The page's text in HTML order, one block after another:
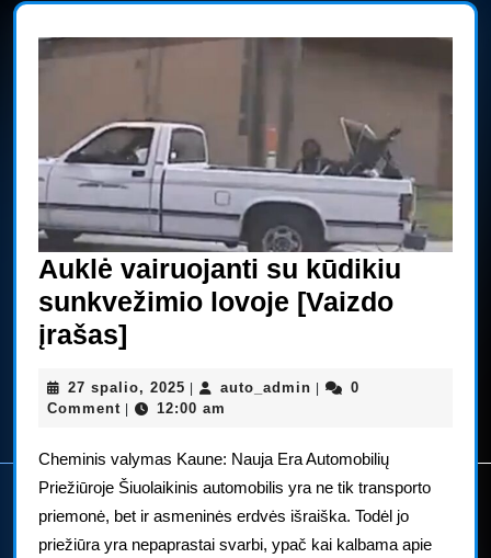
Auklė vairuojanti su kūdikiu
sunkvežimio lovoje [Vaizdo
įrašas]
su
sunkvežimio
lovoje
[Vaizdo
27 spalio, 2025 27
spalio,
auto_admin auto_admin
0
Comment
12:00 am
Cheminis valymas Kaune: Nauja Era Automobilių
Priežiūroje Šiuolaikinis automobilis yra ne tik transporto
priemonė, bet ir asmeninės erdvės išraiška. Todėl jo
priežiūra yra nepaprastai svarbi, ypač kai kalbama apie